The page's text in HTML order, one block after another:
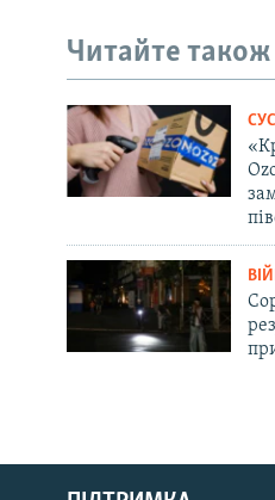
Русский
Читайте також